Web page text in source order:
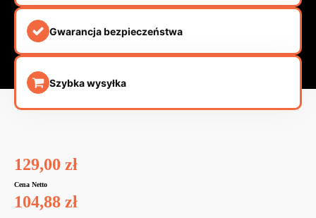
Gwarancja bezpieczeństwa
Szybka wysyłka
129,00 zł
Cena Netto
104,88 zł